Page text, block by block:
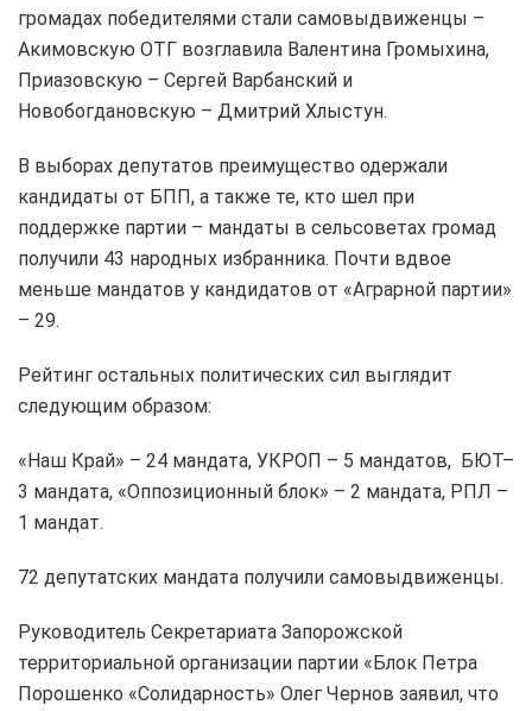
громадах победителями стали самовыдвиженцы –
Акимовскую ОТГ возглавила Валентина Громыхина,
Приазовскую – Сергей Варбанский и
Новобогдановскую – Дмитрий Хлыстун.
В выборах депутатов преимущество одержали
кандидаты от БПП, а также те, кто шел при
поддержке партии – мандаты в сельсоветах громад
получили 43 народных избранника. Почти вдвое
меньше мандатов у кандидатов от «Аграрной партии»
– 29.
Рейтинг остальных политических сил выглядит
следующим образом:
«Наш Край» – 24 мандата, УКРОП – 5 мандатов, БЮТ–
3 мандата, «Оппозиционный блок» – 2 мандата, РПЛ –
1 мандат.
72 депутатских мандата получили самовыдвиженцы.
Руководитель Секретариата Запорожской
территориальной организации партии «Блок Петра
Порошенко «Солидарность» Олег Чернов заявил, что